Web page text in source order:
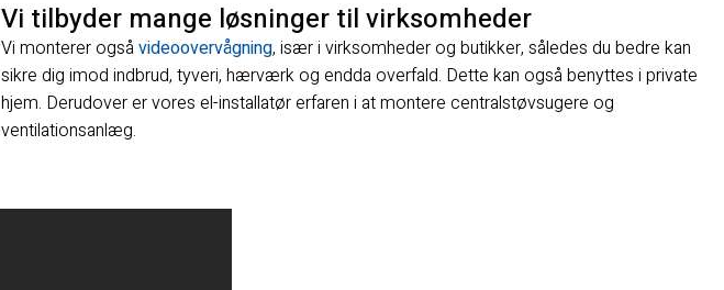
Vi tilbyder mange løsninger til virksomheder
​Vi monterer ogsåvideoovervågning, især i virksomheder og butikker, således du bedre kan
sikre dig imod indbrud, tyveri, hærværk og endda overfald. Dette kan også benyttes i private
hjem. Derudover er vores el-installatør erfaren i at montere centralstøvsugere og
ventilationsanlæg.